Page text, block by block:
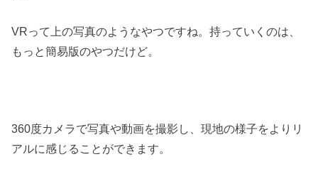
VRって上の写真のようなやつですね。持っていくのは、
もっと簡易版のやつだけど。
360度カメラで写真や動画を撮影し、現地の様子をよりリ
アルに感じることができます。